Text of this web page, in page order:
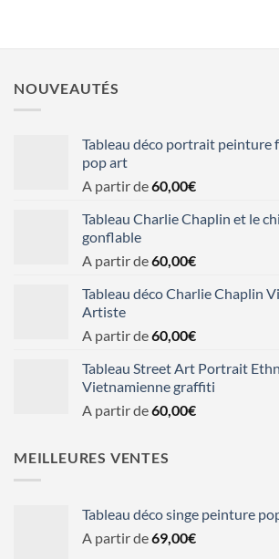
NOUVEAUTÉS
Tableau déco portrait peinture
pop art
A partir de60,00€
Tableau Charlie Chaplin et le
gonflable
A partir de60,00€
Tableau déco Charlie Chaplin
Artiste
A partir de60,00€
Tableau Street Art Portrait
Vietnamienne graffiti
A partir de60,00€
MEILLEURES VENTES
Tableau déco singe peinture
A partir de69,00€